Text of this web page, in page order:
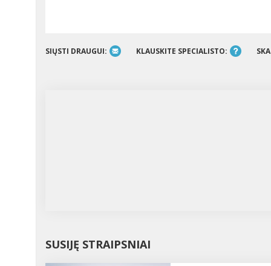
SIŲSTI DRAUGUI: KLAUSKITE SPECIALISTO:
SUSIJĘ STRAIPSNIAI